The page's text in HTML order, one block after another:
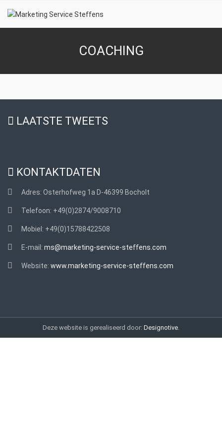
COACHING
LAATSTE TWEETS
KONTAKTDATEN
Adres: Osterhofweg 1a D-46399 Bocholt
Telefoon: +49(0)2874/9008710
Mobiel: +49(0)15788422508
E-mail: ms@marketing-service-steffens.com
Website: www.marketing-service-steffens.com
Deze website is gerealiseerd door: Designotive.